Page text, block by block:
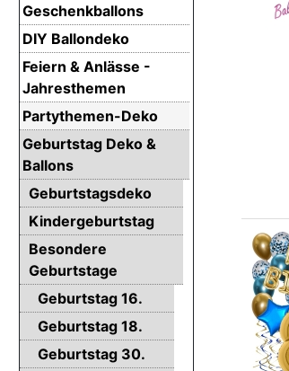
Geschenkballons
DIY Ballondeko
Feiern & Anlässe -
Jahresthemen
Partythemen-Deko
Geburtstag Deko &
Ballons
Geburtstagsdeko
Kindergeburtstag
Besondere
Geburtstage
Geburtstag 16.
Geburtstag 18.
Geburtstag 30.